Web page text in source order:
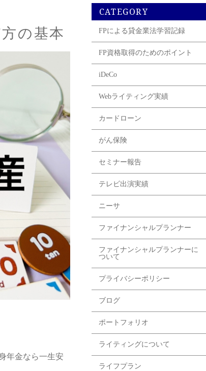
の基本
年金なら一生安
CATEGORY
FPによる貸金業法学習記録
FP資格取得のためのポイント
iDeCo
Webライティング実績
カードローン
がん保険
セミナー報告
テレビ出演実績
ニーサ
ファイナンシャルプランナー
ファイナンシャルプランナーに
ついて
プライバシーポリシー
ブログ
ポートフォリオ
ライティングについて
ライフプラン